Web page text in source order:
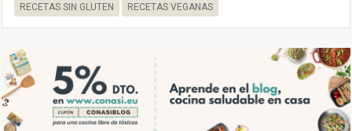
RECETAS SIN GLUTEN RECETAS VEGANAS